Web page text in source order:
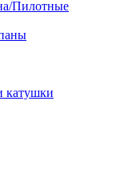
Пилотные
катушки